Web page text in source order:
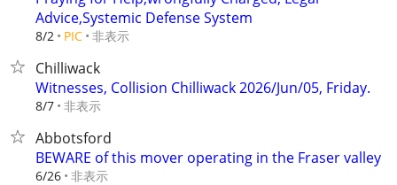
Advice,Systemic Defense System
8/2 PIC 非表示
Chilliwack
Witnesses, Collision Chilliwack 2026/Jun/05, Friday.
8/7 非表示
Abbotsford
BEWARE of this mover operating in the Fraser valley
6/26 非表示